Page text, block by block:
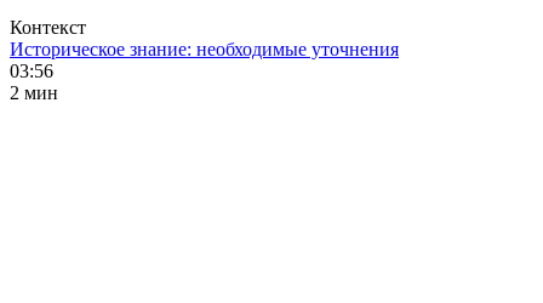
Контекст
Историческое знание: необходимые уточнения
03:56
2 мин